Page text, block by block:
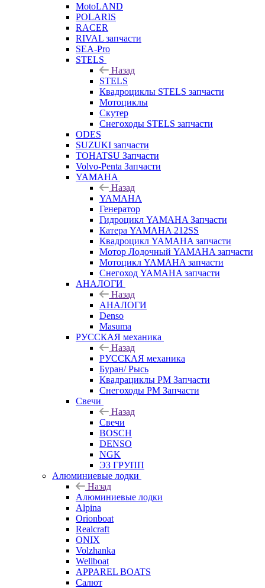
MotoLAND
POLARIS
RACER
RIVAL запчасти
SEA-Pro
STELS
Назад
STELS
Квадроциклы STELS запчасти
Мотоциклы
Скутер
Снегоходы STELS запчасти
ODES
SUZUKI запчасти
TOHATSU Запчасти
Volvo-Penta Запчасти
YAMAHA
Назад
YAMAHA
Генератор
Гидроцикл YAMAHA Запчасти
Катера YAMAHA 212SS
Квадроцикл YAMAHA запчасти
Мотор Лодочный YAMAHA запчасти
Мотоцикл YAMAHA запчасти
Снегоход YAMAHA запчасти
АНАЛОГИ
Назад
АНАЛОГИ
Denso
Masuma
РУССКАЯ механика
Назад
РУССКАЯ механика
Буран/ Рысь
Квадрациклы РМ Запчасти
Снегоходы РМ Запчасти
Свечи
Назад
Свечи
BOSCH
DENSO
NGK
ЭЗ ГРУПП
Алюминиевые лодки
Назад
Алюминиевые лодки
Alpina
Orionboat
Realcraft
ONIX
Volzhanka
Wellboat
АPPAREL BOATS
Салют